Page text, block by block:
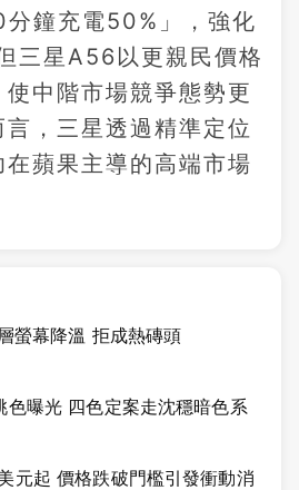
鐘充電50%」，強化
三星A56以更親民價格
中階市場競爭態勢更
，三星透過精準定位
蘋果主導的高端市場
螢幕降溫 拒成熱磚頭
曝光 四色定案走沈穩暗色系
元起 價格跌破門檻引發衝動消